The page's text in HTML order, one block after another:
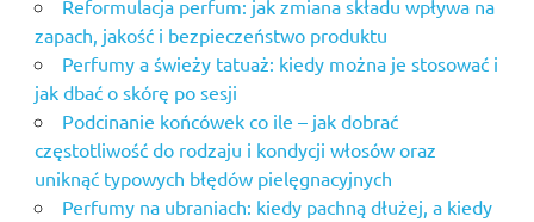
Reformulacja perfum: jak zmiana składu wpływa na
zapach, jakość i bezpieczeństwo produktu
Perfumy a świeży tatuaż: kiedy można je stosować i
jak dbać o skórę po sesji
Podcinanie końcówek co ile – jak dobrać
częstotliwość do rodzaju i kondycji włosów oraz
uniknąć typowych błędów pielęgnacyjnych
Perfumy na ubraniach: kiedy pachną dłużej, a kiedy